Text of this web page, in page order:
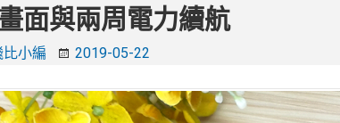
面與兩周電力續航
比小編 2019-05-22